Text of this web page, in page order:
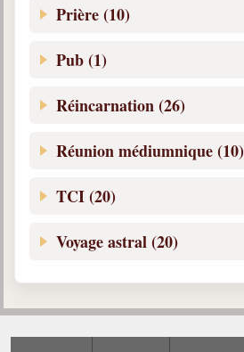
Prière (10)
Pub (1)
Réincarnation (26)
Réunion médiumnique (10)
TCI (20)
Voyage astral (20)